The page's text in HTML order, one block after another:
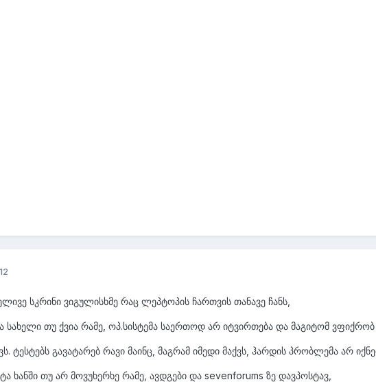
სკრინი ვიგულისხმე რაც ლეპტოპის ჩართვის თანავე ჩანს,
სახელი თუ ქვია რამე, ოპ.სისტემა საერთოდ არ იტვირთება და მაგიტომ
ტესტებს გავატარებ რავი მაინც, მაგრამ იმედი მაქვს, ჰარდის პრობლემა არ
ხანში თუ არ მოვუხერხე რამე, ავდგები და sevenforums ზე დავპოსტავ,